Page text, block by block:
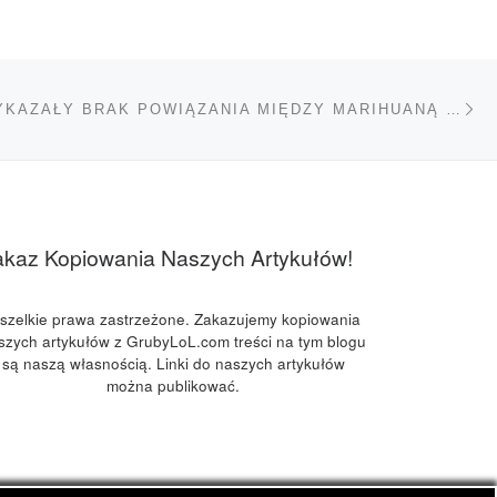
Kopiowania Naszych Artykułów!
prawa zastrzeżone. Zakazujemy kopiowania
artykułów z GrubyLoL.com treści na tym blogu
są naszą własnością. Linki do naszych artykułów
można publikować.